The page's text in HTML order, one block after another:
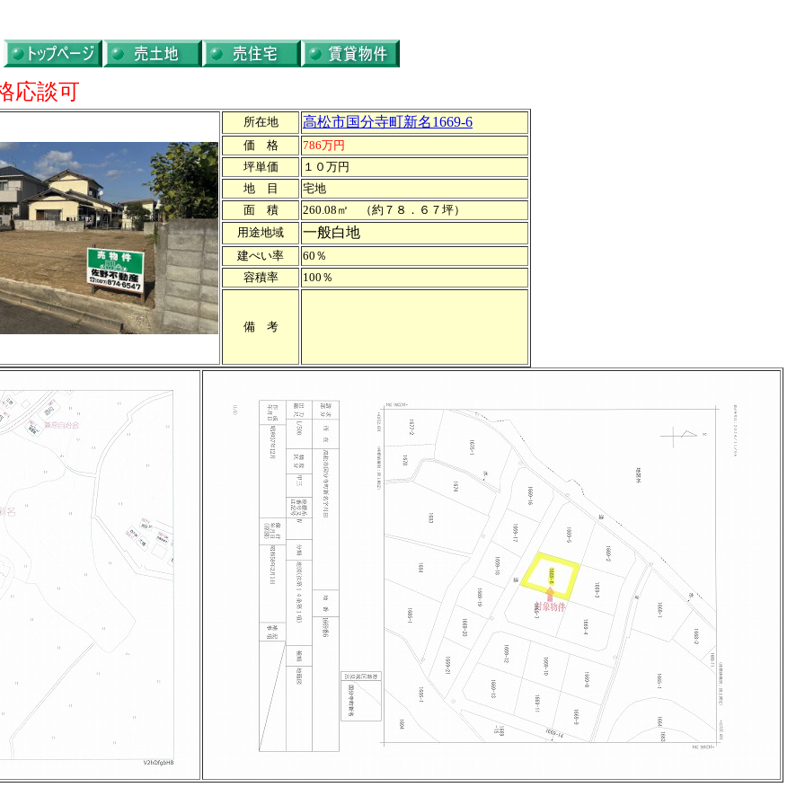
応談可
所在地 高松市国分寺町新名1669-6
価 格
786万円
坪単価
１０万円
地 目
宅地
面 積
260.08㎡ （約７８．６７坪）
用途地域
一般白地
建ぺい率
60％
容積率
100％
備 考